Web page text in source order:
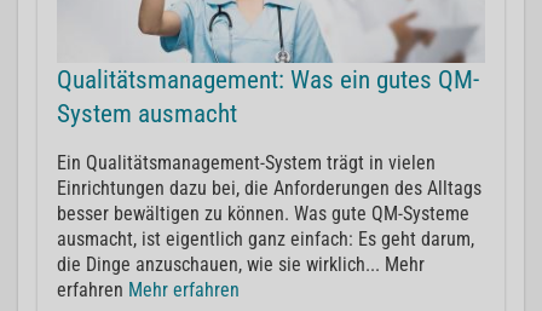
Qualitätsmanagement: Was ein gutes QM-
System ausmacht
Ein Qualitätsmanagement-System trägt in vielen
Einrichtungen dazu bei, die Anforderungen des Alltags
besser bewältigen zu können. Was gute QM-Systeme
ausmacht, ist eigentlich ganz einfach: Es geht darum,
die Dinge anzuschauen, wie sie wirklich... Mehr
erfahren Mehr erfahren